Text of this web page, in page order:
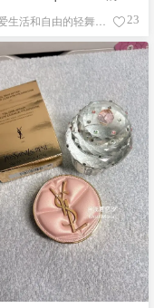
花🌸粉嫩
23